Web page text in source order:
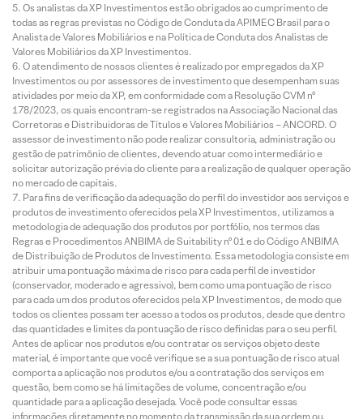
Os analistas da XP Investimentos estão obrigados ao cumprimento de
todas as regras previstas no Código de Conduta da APIMEC Brasil para o
Analista de Valores Mobiliários e na Política de Conduta dos Analistas de
Valores Mobiliários da XP Investimentos.
O atendimento de nossos clientes é realizado por empregados da XP
Investimentos ou por assessores de investimento que desempenham suas
atividades por meio da XP, em conformidade com a Resolução CVM nº
178/2023, os quais encontram-se registrados na Associação Nacional das
Corretoras e Distribuidoras de Títulos e Valores Mobiliários – ANCORD. O
assessor de investimento não pode realizar consultoria, administração ou
gestão de patrimônio de clientes, devendo atuar como intermediário e
solicitar autorização prévia do cliente para a realização de qualquer operação
no mercado de capitais.
Para fins de verificação da adequação do perfil do investidor aos serviços e
produtos de investimento oferecidos pela XP Investimentos, utilizamos a
metodologia de adequação dos produtos por portfólio, nos termos das
Regras e Procedimentos ANBIMA de Suitability nº 01 e do Código ANBIMA
de Distribuição de Produtos de Investimento. Essa metodologia consiste em
atribuir uma pontuação máxima de risco para cada perfil de investidor
(conservador, moderado e agressivo), bem como uma pontuação de risco
para cada um dos produtos oferecidos pela XP Investimentos, de modo que
todos os clientes possam ter acesso a todos os produtos, desde que dentro
das quantidades e limites da pontuação de risco definidas para o seu perfil.
Antes de aplicar nos produtos e/ou contratar os serviços objeto deste
material, é importante que você verifique se a sua pontuação de risco atual
comporta a aplicação nos produtos e/ou a contratação dos serviços em
questão, bem como se há limitações de volume, concentração e/ou
quantidade para a aplicação desejada. Você pode consultar essas
informações diretamente no momento da transmissão da sua ordem ou,